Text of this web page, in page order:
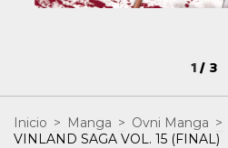
1/ 3
Inicio > Manga > Ovni Manga >
VINLAND SAGA VOL. 15 (FINAL)